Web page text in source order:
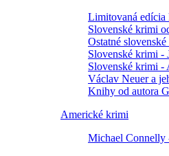
Limitovaná
Slovenské krimi
Ostatné
Slovenské krimi -
Slovenské krimi -
Václav Neuer a
Knihy od autora
Americké krimi
Michael Connelly